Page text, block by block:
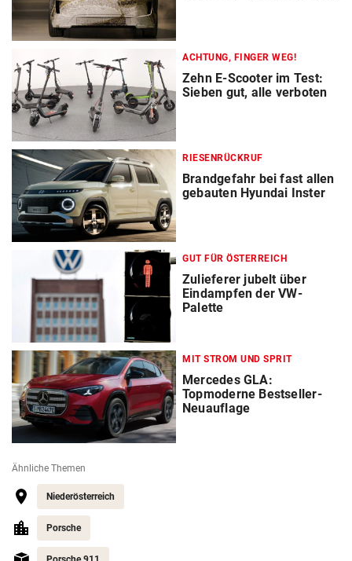
ACHTUNG, FINGER WEG!
Zehn E-Scooter im Test:
Sieben gut, alle verboten
RIESENRÜCKRUF
Brandgefahr bei fast allen
gebauten Hyundai Inster
GUT FÜR ÖSTERREICH
Zulieferer jubelt über
Eindampfen der VW-
Palette
MIT STROM UND SPRIT
Mercedes GLA:
Topmoderne Bestseller-
Neuauflage
Ähnliche Themen
Niederösterreich
Porsche